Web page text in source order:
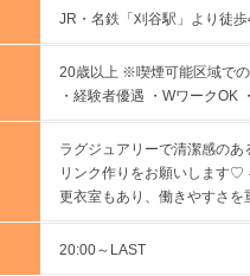
JR・名鉄「刈谷駅」より徒
20歳以上 ※喫煙可能区域で
・経験者優遇 ・WワークOK
ラグジュアリーで清潔感の
リンク作りをお願いします♡
更衣室もあり、働きやすさ
20:00～LAST